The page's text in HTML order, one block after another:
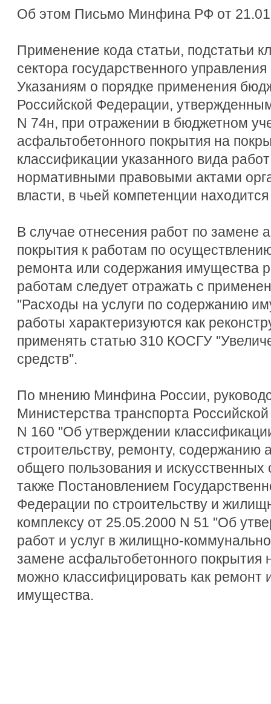
Об этом Письмо Минфина РФ от
Применение кода статьи, подстатьи
сектора государственного
Указаниям о порядке применения
Российской Федерации,
N 74н, при отражении в бюджетном
асфальтобетонного покрытия на
классификации указанного вида
нормативными правовыми актами
власти, в чьей компетенции
В случае отнесения работ по замене
покрытия к работам по
ремонта или содержания имущества
работам следует отражать с
''Расходы на услуги по содержанию
работы характеризуются как
применять статью 310 КОСГУ
средств''.
По мнению Минфина России,
Министерства транспорта
N 160 ''Об утверждении
строительству, ремонту, содержанию
общего пользования и
также Постановлением
Федерации по строительству и
комплексу от 25.05.2000 N 51 ''Об
работ и услуг в жилищно-
замене асфальтобетонного покрытия
можно классифицировать как ремонт
имущества.